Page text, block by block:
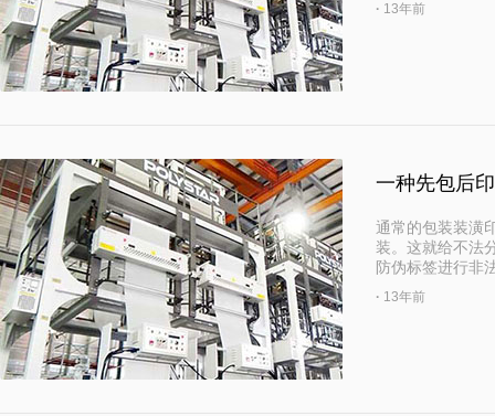
· 13年前
一种先包后
通常的包装装潢
装。这就给不法
防伪标签进行非
· 13年前